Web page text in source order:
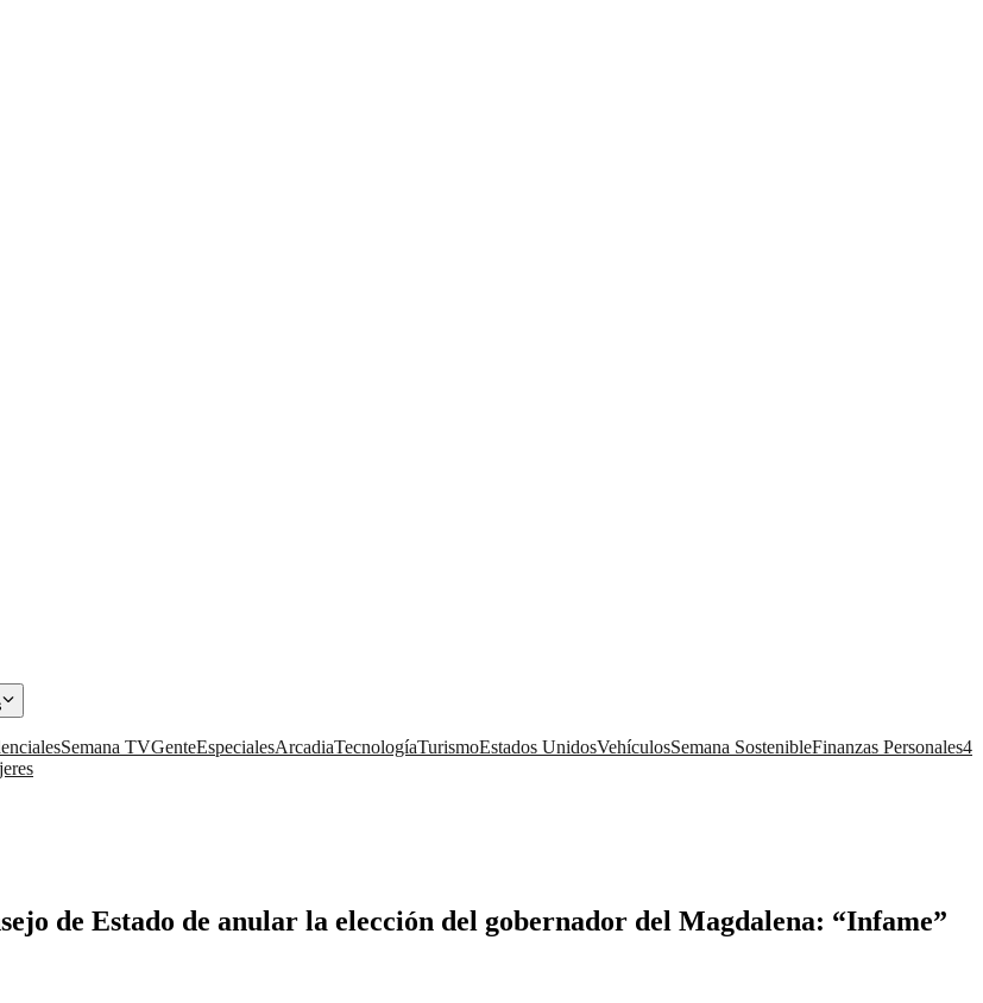
Semana TVGenteEspecialesArcadiaTecnologíaTurismoEstados UnidosVehículosSemana SostenibleFinanzas Personales4
de Estado de anular la elección del gobernador del Magdalena: “Infame”